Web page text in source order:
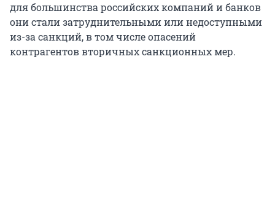
для большинства российских компаний и банков
они стали затруднительными или недоступными
из-за санкций, в том числе опасений
контрагентов вторичных санкционных мер.